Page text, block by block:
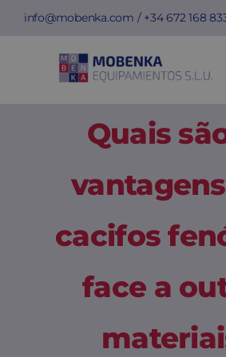
Skipinfo@mobenka.com / +34672 168
Quais
cacifos
face a